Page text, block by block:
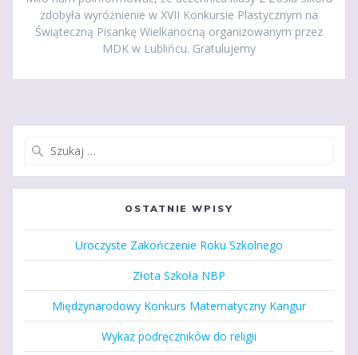
zdobyła wyróżnienie w XVII Konkursie Plastycznym na
Świąteczną Pisankę Wielkanocną organizowanym przez
MDK w Lublińcu. Gratulujemy
OSTATNIE WPISY
Uroczyste Zakończenie Roku Szkolnego
Złota Szkoła NBP
Międzynarodowy Konkurs Matematyczny Kangur
Wykaz podręczników do religii